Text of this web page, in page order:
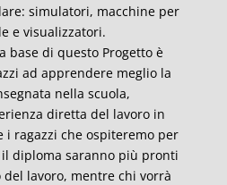
simulatori, macchine per
e visualizzatori.
base di questo Progetto è
ad apprendere meglio la
nella scuola,
diretta del lavoro in
i ragazzi che ospiteremo per
diploma saranno più pronti
lavoro, mentre chi vorrà